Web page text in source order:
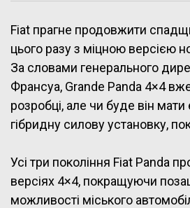
Fiat прагне продовжити
цього разу з міцною версією
За словами генерального
Франсуа, Grande Panda 4×4
розробці, але чи буде він
гібридну силову установку,
Усі три покоління Fiat Panda
версіях 4×4, покращуючи
можливості міського